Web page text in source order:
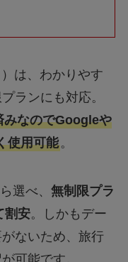
は、わかりやす
ランにも対応。
みなのでGoogleや
使用可能。
選べ、 無制限プラ
割安。しかもデー
ないため、旅行
可能です。